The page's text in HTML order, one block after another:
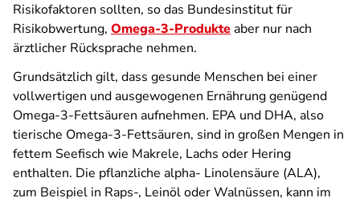
Risikofaktoren sollten, so das Bundesinstitut für
Risikobwertung, Omega-3-Produkteaber nur nach
ärztlicher Rücksprache nehmen.
Grundsätzlich gilt, dass gesunde Menschen bei einer
vollwertigen und ausgewogenen Ernährung genügend
Omega-3-Fettsäuren aufnehmen. EPA und DHA, also
tierische Omega-3-Fettsäuren, sind in großen Mengen in
fettem Seefisch wie Makrele, Lachs oder Hering
enthalten. Die pflanzliche alpha- Linolensäure (ALA),
zum Beispiel in Raps-, Leinöl oder Walnüssen, kann im